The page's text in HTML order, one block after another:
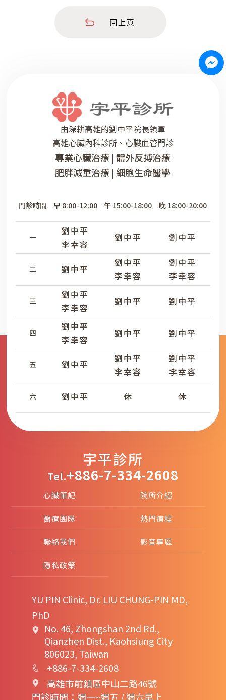
還是一樣一早要工作，不覺得有什麼特別的。 因
的生活，直到最近在診所比較有時間和病人聊聊，
回上頁
由深耕高雄的劉中平院長領軍
高雄心臟內科診所、心臟血管門診
專業心臟治療 | 體外反搏治療
肥胖減重治療 | 細胞生命醫學
門診時間
一
二
三
四
五
六
早 8:00-12:00
劉中平
李幸容
劉中平
劉中平
李幸容
劉中平
李幸容
劉中平
劉中平
午 15:00-18:00
劉中平
劉中平
李幸容
劉中平
劉中平
劉中平
李幸容
休
晚 18:00-20:00
劉中平
劉中平
李幸容
劉中平
劉中平
劉中平
李幸容
休
宇平診所
Tel.+886-7-334-2608
心臟筆記 院所介紹
醫療團隊 熱門療程
聯絡我們 影音專區
隱私政策
YU PIN Clinic, Dr. LIU CHUNG-PIN MD,
PhD
No. 46, Zhongshan 2nd Rd.,
Qianzhen Dist., Kaohsiung City
806023, Taiwan
+886-7-334-2608
高雄市前鎮區中山二路46號
門診時間：週一~週五 / 週六早上